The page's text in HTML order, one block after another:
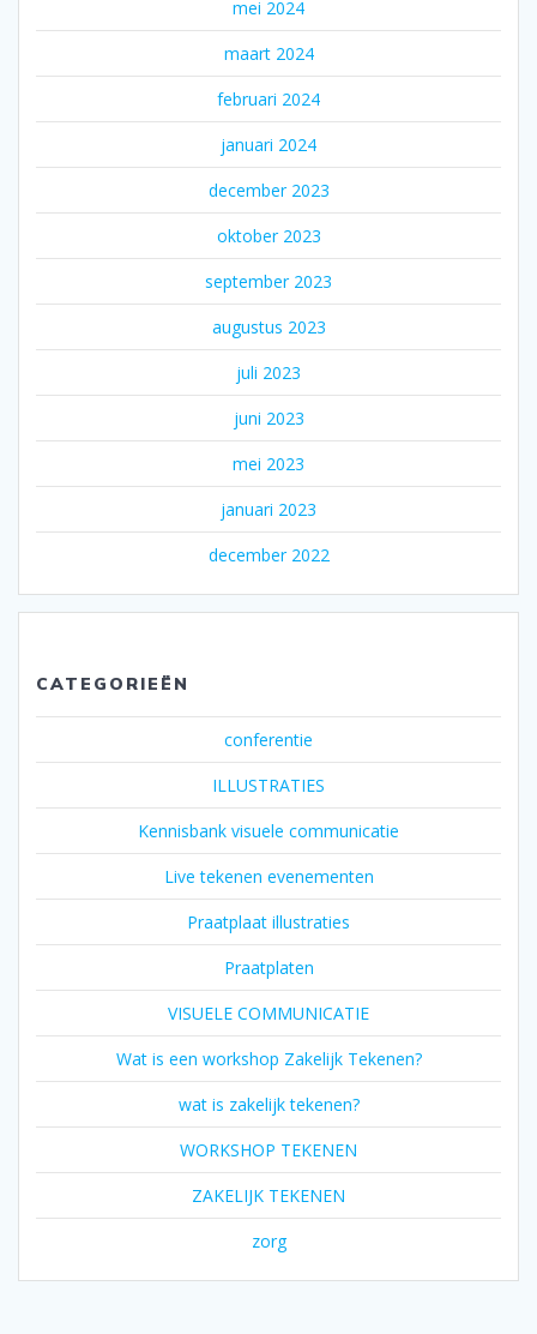
mei 2024
maart 2024
februari 2024
januari 2024
december 2023
oktober 2023
september 2023
augustus 2023
juli 2023
juni 2023
mei 2023
januari 2023
december 2022
CATEGORIEËN
conferentie
ILLUSTRATIES
Kennisbank visuele communicatie
Live tekenen evenementen
Praatplaat illustraties
Praatplaten
VISUELE COMMUNICATIE
Wat is een workshop Zakelijk Tekenen?
wat is zakelijk tekenen?
WORKSHOP TEKENEN
ZAKELIJK TEKENEN
zorg